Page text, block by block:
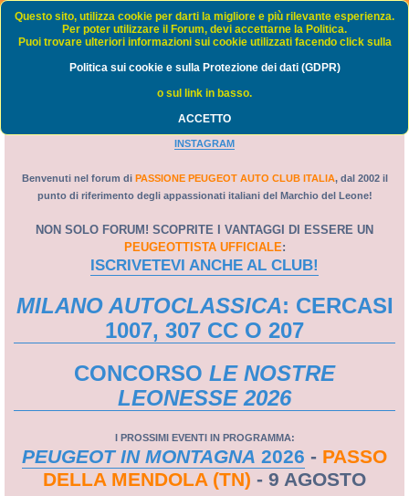
Passione Peugeot Auto Club Italia - FORUM
GRUPPO FACEBOOK
INSTAGRAM
Benvenuti nel forum di PASSIONE PEUGEOT AUTO CLUB ITALIA, dal 2002 il
punto di riferimento degli appassionati italiani del Marchio del Leone!
NON SOLO FORUM! SCOPRITE I VANTAGGI DI ESSERE UN
PEUGEOTTISTA UFFICIALE:
ISCRIVETEVI ANCHE AL CLUB!
MILANO AUTOCLASSICA: CERCASI
1007, 307 CC O 207
CONCORSO LE NOSTRE
LEONESSE 2026
I PROSSIMI EVENTI IN PROGRAMMA:
PEUGEOT IN MONTAGNA 2026 - PASSO
DELLA MENDOLA (TN) - 9 AGOSTO
Questo sito, utilizza cookie per darti la migliore e più rilevante esperienza.
Per poter utilizzare il Forum, devi accettarne la Politica.
Puoi trovare ulteriori informazioni sui cookie utilizzati facendo click sulla
Politica sui cookie e sulla Protezione dei dati (GDPR)
o sul link in basso.
ACCETTO